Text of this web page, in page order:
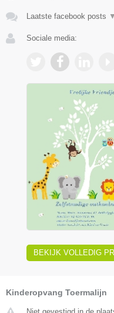
Laatste facebook posts ▼
Sociale media:
BEKIJK VOLLEDIG
Kinderopvang Toermalijn